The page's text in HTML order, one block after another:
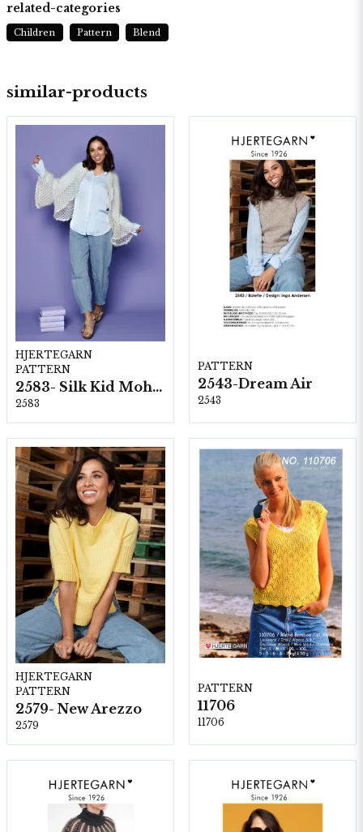
similar-products
HJERTEGARN
PATTERN
2583- Silk Kid Mohair
2583
PATTERN
2543-Dream Air
2543
HJERTEGARN
PATTERN
2579- New Arezzo
2579
PATTERN
11706
11706
related-categories
Children Pattern Blend